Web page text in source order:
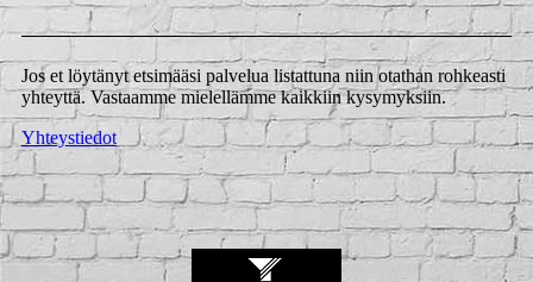
Jos et löytänyt etsimääsi palvelua listattuna niin otathan rohkeasti
yhteyttä. Vastaamme mielellämme kaikkiin kysymyksiin.
Yhteystiedot